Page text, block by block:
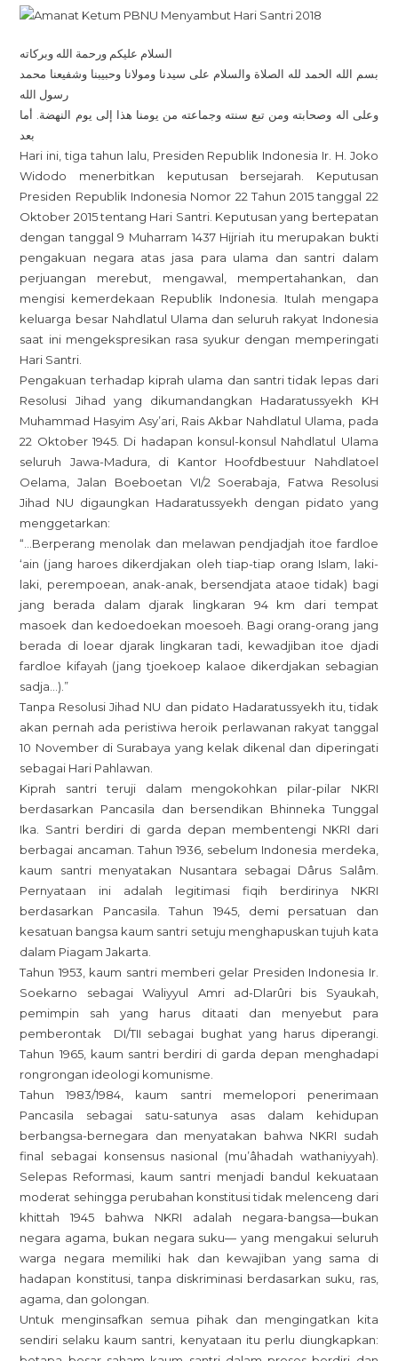
Ketum
Hari
2018
السلام عليكم ورحمة الله وبركاته
بسم الله الحمد لله الصلاة والسلام على سيدنا ومولانا وحبيبنا وشفيعنا محمد
رسول الله
وعلى اله وصحابته ومن تبع سنته وجماعته من يومنا هذا إلى يوم النهضة. أما
بعد
Hari ini, tiga tahun lalu, Presiden Republik Indonesia Ir. H. Joko
Widodo menerbitkan keputusan bersejarah. Keputusan
Presiden Republik Indonesia Nomor 22 Tahun 2015 tanggal 22
Oktober 2015 tentang Hari Santri. Keputusan yang bertepatan
dengan tanggal 9 Muharram 1437 Hijriah itu merupakan bukti
pengakuan negara atas jasa para ulama dan santri dalam
perjuangan merebut, mengawal, mempertahankan, dan
mengisi kemerdekaan Republik Indonesia. Itulah mengapa
keluarga besar Nahdlatul Ulama dan seluruh rakyat Indonesia
saat ini mengekspresikan rasa syukur dengan memperingati
Hari Santri.
Pengakuan terhadap kiprah ulama dan santri tidak lepas dari
Resolusi Jihad yang dikumandangkan Hadaratussyekh KH
Muhammad Hasyim Asy’ari, Rais Akbar Nahdlatul Ulama, pada
22 Oktober 1945. Di hadapan konsul-konsul Nahdlatul Ulama
seluruh Jawa-Madura, di Kantor Hoofdbestuur Nahdlatoel
Oelama, Jalan Boeboetan VI/2 Soerabaja, Fatwa Resolusi
Jihad NU digaungkan Hadaratussyekh dengan pidato yang
menggetarkan:
“…Berperang menolak dan melawan pendjadjah itoe fardloe
‘ain (jang haroes dikerdjakan oleh tiap-tiap orang Islam, laki-
laki, perempoean, anak-anak, bersendjata ataoe tidak) bagi
jang berada dalam djarak lingkaran 94 km dari tempat
masoek dan kedoedoekan moesoeh. Bagi orang-orang jang
berada di loear djarak lingkaran tadi, kewadjiban itoe djadi
fardloe kifayah (jang tjoekoep kalaoe dikerdjakan sebagian
sadja…).”
Tanpa Resolusi Jihad NU dan pidato Hadaratussyekh itu, tidak
akan pernah ada peristiwa heroik perlawanan rakyat tanggal
10 November di Surabaya yang kelak dikenal dan diperingati
sebagai Hari Pahlawan.
Kiprah santri teruji dalam mengokohkan pilar-pilar NKRI
berdasarkan Pancasila dan bersendikan Bhinneka Tunggal
Ika. Santri berdiri di garda depan membentengi NKRI dari
berbagai ancaman. Tahun 1936, sebelum Indonesia merdeka,
kaum santri menyatakan Nusantara sebagai Dârus Salâm.
Pernyataan ini adalah legitimasi fiqih berdirinya NKRI
berdasarkan Pancasila. Tahun 1945, demi persatuan dan
kesatuan bangsa kaum santri setuju menghapuskan tujuh kata
dalam Piagam Jakarta.
Tahun 1953, kaum santri memberi gelar Presiden Indonesia Ir.
Soekarno sebagai Waliyyul Amri ad-Dlarûri bis Syaukah,
pemimpin sah yang harus ditaati dan menyebut para
pemberontak DI/TII sebagai bughat yang harus diperangi.
Tahun 1965, kaum santri berdiri di garda depan menghadapi
rongrongan ideologi komunisme.
Tahun 1983/1984, kaum santri memelopori penerimaan
Pancasila sebagai satu-satunya asas dalam kehidupan
berbangsa-bernegara dan menyatakan bahwa NKRI sudah
final sebagai konsensus nasional (mu’âhadah wathaniyyah).
Selepas Reformasi, kaum santri menjadi bandul kekuataan
moderat sehingga perubahan konstitusi tidak melenceng dari
khittah 1945 bahwa NKRI adalah negara-bangsa—bukan
negara agama, bukan negara suku— yang mengakui seluruh
warga negara memiliki hak dan kewajiban yang sama di
hadapan konstitusi, tanpa diskriminasi berdasarkan suku, ras,
agama, dan golongan.
Untuk menginsafkan semua pihak dan mengingatkan kita
sendiri selaku kaum santri, kenyataan itu perlu diungkapkan: